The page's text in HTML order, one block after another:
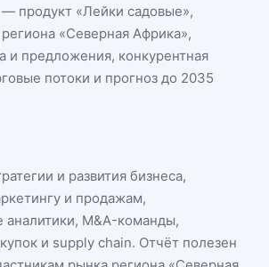
— продукт «Лейки садовые»,
«Северная Африка»,
и предложения, конкурентная
потоки и прогноз до 2035
и развития бизнеса,
и продажам,
аналитики, M&A-команды,
и supply chain. Отчёт полезен